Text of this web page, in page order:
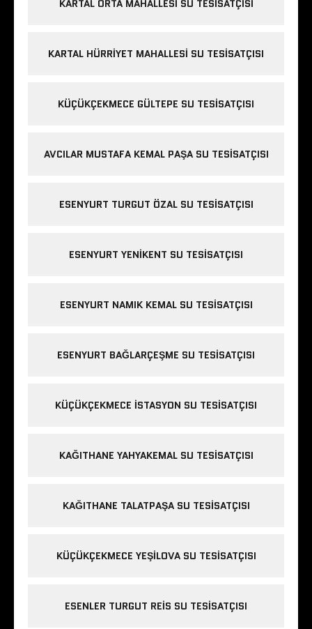
KARTAL ORTA MAHALLESI SU TESISATÇISI
KARTAL HÜRRIYET MAHALLESI SU TESISATÇISI
KÜÇÜKÇEKMECE GÜLTEPE SU TESISATÇISI
AVCILAR MUSTAFA KEMAL PAŞA SU TESISATÇISI
ESENYURT TURGUT ÖZAL SU TESISATÇISI
ESENYURT YENIKENT SU TESISATÇISI
ESENYURT NAMIK KEMAL SU TESISATÇISI
ESENYURT BAĞLARÇEŞME SU TESISATÇISI
KÜÇÜKÇEKMECE ISTASYON SU TESISATÇISI
KAĞITHANE YAHYAKEMAL SU TESISATÇISI
KAĞITHANE TALATPAŞA SU TESISATÇISI
KÜÇÜKÇEKMECE YEŞILOVA SU TESISATÇISI
ESENLER TURGUT REIS SU TESISATÇISI